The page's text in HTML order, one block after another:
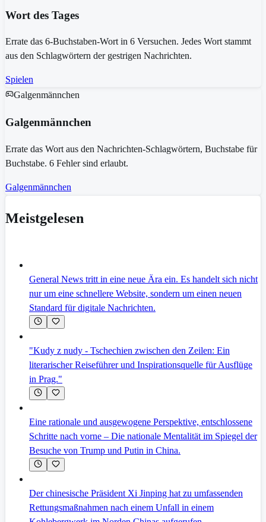
Wort des Tages
Errate das 6-Buchstaben-Wort in 6 Versuchen. Jedes Wort stammt
aus den Schlagwörtern der gestrigen Nachrichten.
Spielen
Galgenmännchen
Galgenmännchen
Errate das Wort aus den Nachrichten-Schlagwörtern, Buchstabe für
Buchstabe. 6 Fehler sind erlaubt.
Galgenmännchen
Meistgelesen
General News tritt in eine neue Ära ein. Es handelt sich nicht
nur um eine schnellere Website, sondern um einen neuen
Standard für digitale Nachrichten.
"Kudy z nudy - Tschechien zwischen den Zeilen: Ein
literarischer Reiseführer und Inspirationsquelle für Ausflüge
in Prag."
Eine rationale und ausgewogene Perspektive, entschlossene
Schritte nach vorne – Die nationale Mentalität im Spiegel der
Besuche von Trump und Putin in China.
Der chinesische Präsident Xi Jinping hat zu umfassenden
Rettungsmaßnahmen nach einem Unfall in einem